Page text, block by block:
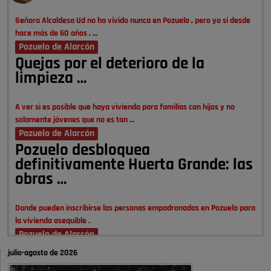
Señora Alcaldesa Ud no ha vivido nunca en Pozuelo , pero yo si desde
hace más de 60 años , …
Pozuelo de Alarcón
Quejas por el deterioro de la
limpieza …
A ver si es posible que haya vivienda para familias con hijos y no
solamente jóvenes que no es tan …
Pozuelo de Alarcón
Pozuelo desbloquea
definitivamente Huerta Grande: las
obras …
Donde pueden inscribirse las personas empadronados en Pozuelo para
la vivienda asequible .
Pozuelo de Alarcón
Pozuelo desbloquea
definitivamente Huerta Grande: las
julio-agosto de 2026